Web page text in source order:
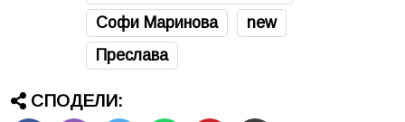
Софи Маринова
new
Преслава
СПОДЕЛИ: